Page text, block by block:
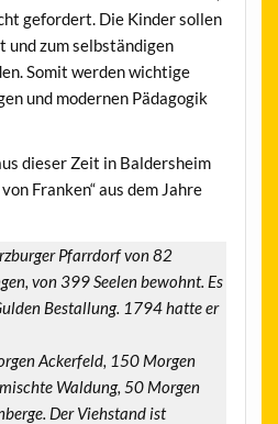
gefordert. Die Kinder sollen
zum selbständigen
Somit werden wichtige
und modernen Pädagogik
dieser Zeit in Baldersheim
Franken“ aus dem Jahre
Pfarrdorf von 82
von 399 Seelen bewohnt. Es
Bestallung. 1794 hatte er
Ackerfeld, 150 Morgen
Waldung, 50 Morgen
Der Viehstand ist